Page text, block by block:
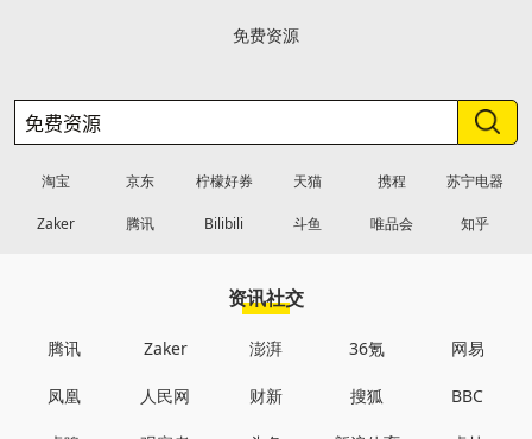
免费资源
淘宝 京东 柠檬好券 天猫 携程 苏宁电器
Zaker 腾讯 Bilibili 斗鱼 唯品会 知乎
资讯社交
腾讯 Zaker 澎湃 36氪 网易
凤凰 人民网 财新 搜狐 BBC